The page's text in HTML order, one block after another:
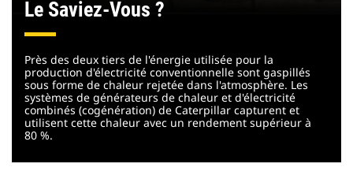
Le Saviez-Vous ?
Près des deux tiers de l'énergie utilisée pour la
production d'électricité conventionnelle sont gaspillés
sous forme de chaleur rejetée dans l'atmosphère. Les
systèmes de générateurs de chaleur et d'électricité
combinés (cogénération) de Caterpillar capturent et
utilisent cette chaleur avec un rendement supérieur à
80 %.